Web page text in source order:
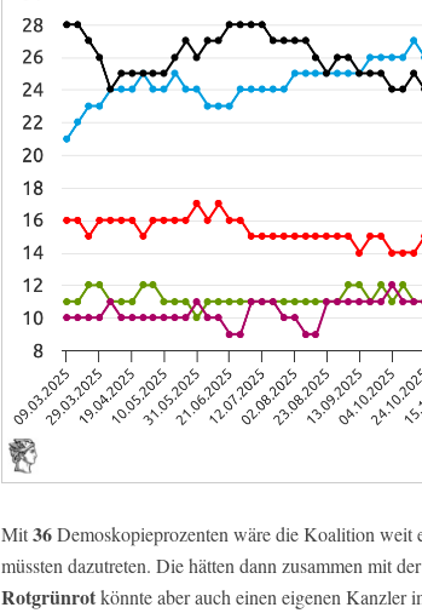
Mit36Demoskopieprozenten wäre die Koalition weit
müssten dazutreten. Die hätten dann zusammen mit
Rotgrünrotkönnte aber auch einen eigenen Kanzler